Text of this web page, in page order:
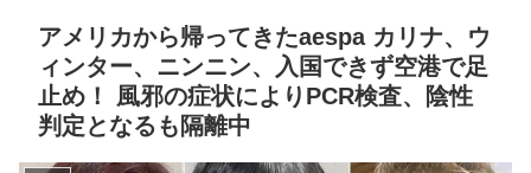
アメリカから帰ってきたaespa カリナ、ウ
ィンター、ニンニン、入国できず空港で足
止め！ 風邪の症状によりPCR検査、陰性
判定となるも隔離中